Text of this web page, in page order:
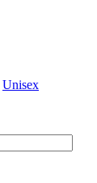
Unisex